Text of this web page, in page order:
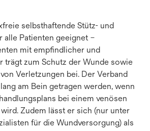
selbsthaftende Stütz- und
alle Patienten geeignet –
mit empfindlicher und
trägt zum Schutz der Wunde sowie
Verletzungen bei. Der Verband
am Bein getragen werden, wenn
bei einem venösen
Zudem lässt er sich (nur unter
für die Wundversorgung) als